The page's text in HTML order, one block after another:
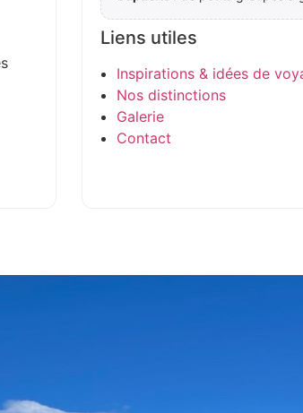
Liens utiles
Inspirations & idées de
Nos distinctions
Galerie
Contact